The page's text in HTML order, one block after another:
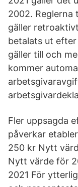
2002. Reglerna
gäller
betalats ut efter
gäller till och
kommer
Fler uppsagda
påverkar
250 kr Nytt
Nytt värde för
2021 För